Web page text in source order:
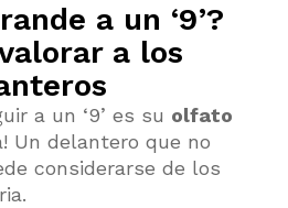
a un ‘9’?
a los
a un ‘9’ es su olfato
Un delantero que no
considerarse de los